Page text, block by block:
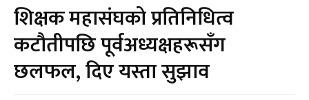
शिक्षक महासंघको प्रतिनिधित्व
कटौतीपछि पूर्वअध्यक्षहरूसँग
छलफल, दिए यस्ता सुझाव